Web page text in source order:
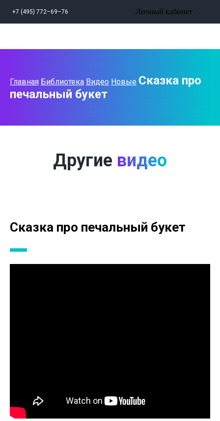
+7 (495) 772–69–76 Личный кабинет
Главная Библиотека Видео Новые Сказка про
печальный букет
Сказка про печальный букет
Другие видео